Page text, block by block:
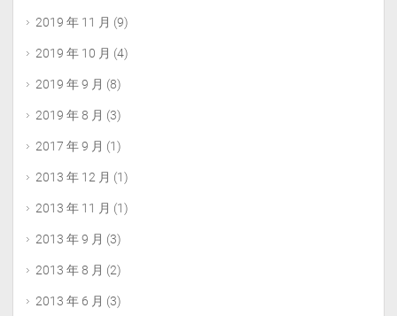
2019 年 11 月 (9)
2019 年 10 月 (4)
2019 年 9 月 (8)
2019 年 8 月 (3)
2017 年 9 月 (1)
2013 年 12 月 (1)
2013 年 11 月 (1)
2013 年 9 月 (3)
2013 年 8 月 (2)
2013 年 6 月 (3)